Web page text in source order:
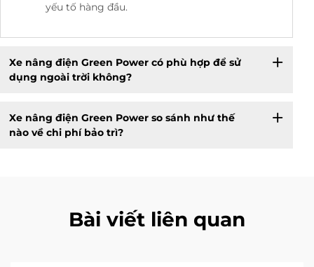
yếu tố hàng đầu.
Xe nâng điện Green Power có phù hợp để sử
dụng ngoài trời không?
Xe nâng điện Green Power so sánh như thế
nào về chi phí bảo trì?
Bài viết liên quan